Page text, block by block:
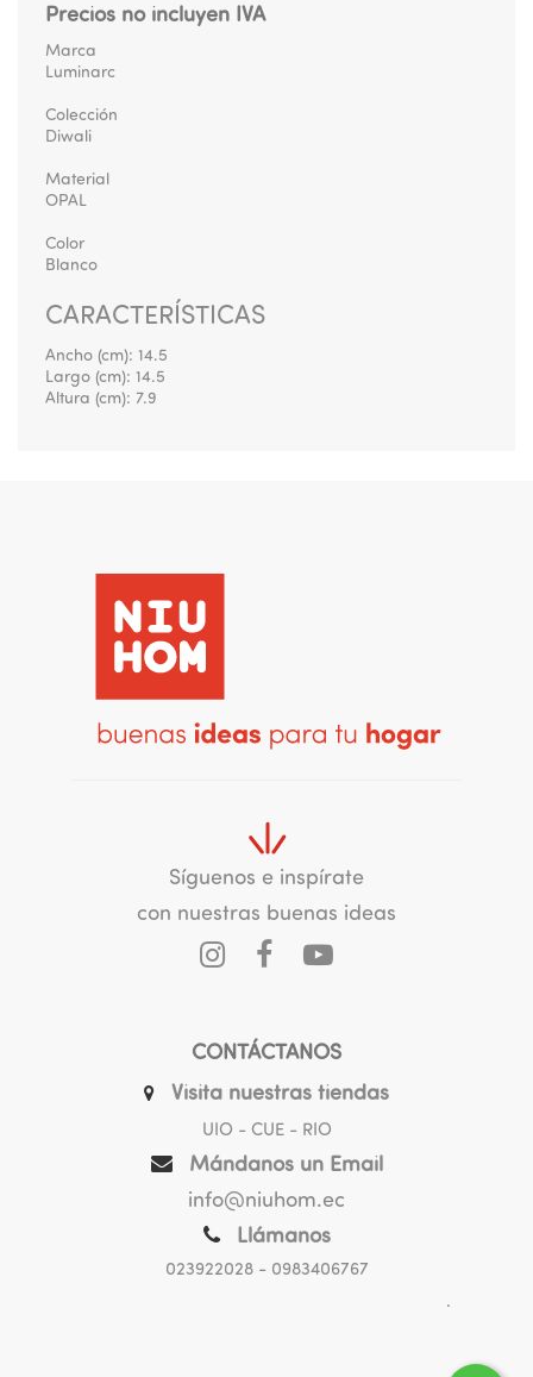
Precios no incluyen IVA
Marca
Luminarc
Colección
Diwali
Material
OPAL
Color
Blanco
CARACTERÍSTICAS
Ancho (cm): 14.5
Largo (cm): 14.5
Altura (cm): 7.9
Síguenos e inspírate
con nuestras buenas ideas
CONTÁCTANOS
Visita nuestras tiendas
UIO - CUE - RIO
Mándanos un Email
info@niuhom.ec
Llámanos
023922028- 0983406767
.